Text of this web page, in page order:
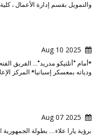
والتمويل بقسم إدارة الأعمال ،
2025 Aug 10
*أمام "أتلتيكو مدريد"… الفريق
ودياته بمعسكر إسبانيا* المركز
2025 Aug 07
برؤية يارا علاء... بطولة الجمهورية